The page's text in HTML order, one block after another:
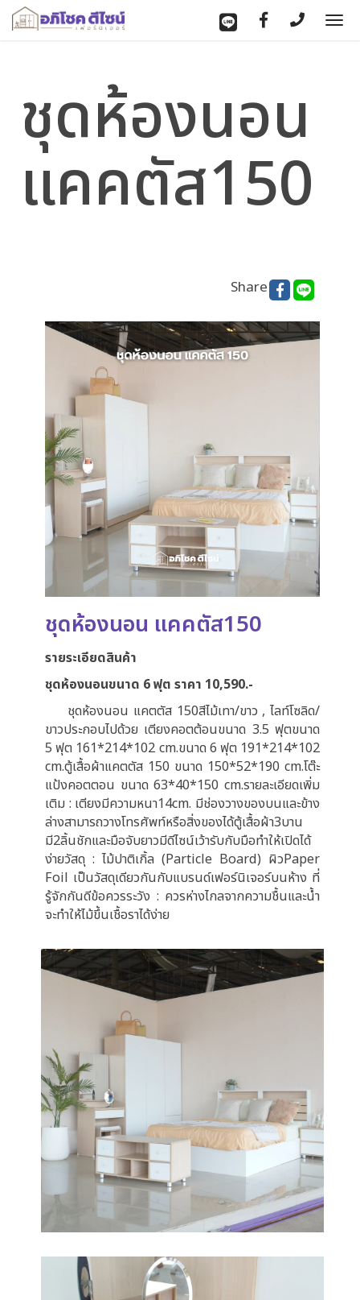
ชุดห้องนอน
แคคตัส150
Share
ชุดห้องนอน แคคตัส150
รายระเอียดสินค้า
ชุดห้องนอนขนาด 6 ฟุต ราคา 10,590.-
ชุดห้องนอน แคตตัส 150สีไม้เทา/ขาว , ไลท์โซลิด/
ขาวประกอบไปด้วย เตียงคอตต้อนขนาด 3.5 ฟุตขนาด
5 ฟุต 161*214*102 cm.ขนาด 6 ฟุต 191*214*102
cm.ตู้เสื้อผ้าแคตตัส 150 ขนาด 150*52*190 cm.โต๊ะ
แป้งคอตตอน ขนาด 63*40*150 cm.รายละเอียดเพิ่ม
เติม : เตียงมีความหนา14cm. มีช่องวางของบนและข้าง
ล่างสามารถวางโทรศัพท์หรือสิ่งของได้ตู้เสื้อผ้า3บาน
มี2ลิ้นชักและมือจับยาวมีดีไซน์เว้ารับกับมือทำให้เปิดได้
ง่ายวัสดุ : ไม้ปาติเกิ้ล (Particle Board) ผิวPaper
Foil เป็นวัสดุเดียวกันกับแบรนด์เฟอร์นิเจอร์บนห้าง ที่
รู้จักกันดีข้อควรระวัง : ควรห่างไกลจากความชื้นและน้ำ
จะทำให้ไม้ขึ้นเชื้อราได้ง่าย